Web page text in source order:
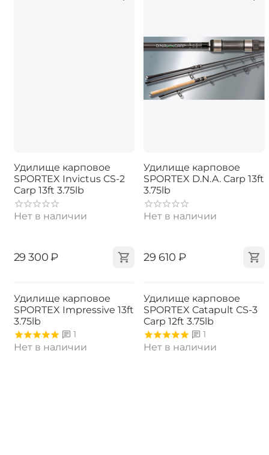
Удилище карповое
SPORTEX Invictus CS-2
Carp 13ft 3.75lb
Нет в наличии
‍29 300‍₽
Удилище карповое
SPORTEX D.N.A. Carp 13ft
3.75lb
Нет в наличии
‍29 610‍ ₽
Удилище карповое
SPORTEX Impressive 13ft
3.75lb
1
Нет в наличии
Удилище карповое
SPORTEX Catapult CS-3
Carp 12ft 3.75lb
1
Нет в наличии